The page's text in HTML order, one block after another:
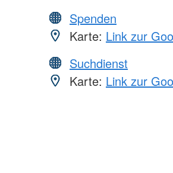
Spenden
Karte: Link zur
Suchdienst
Karte: Link zur